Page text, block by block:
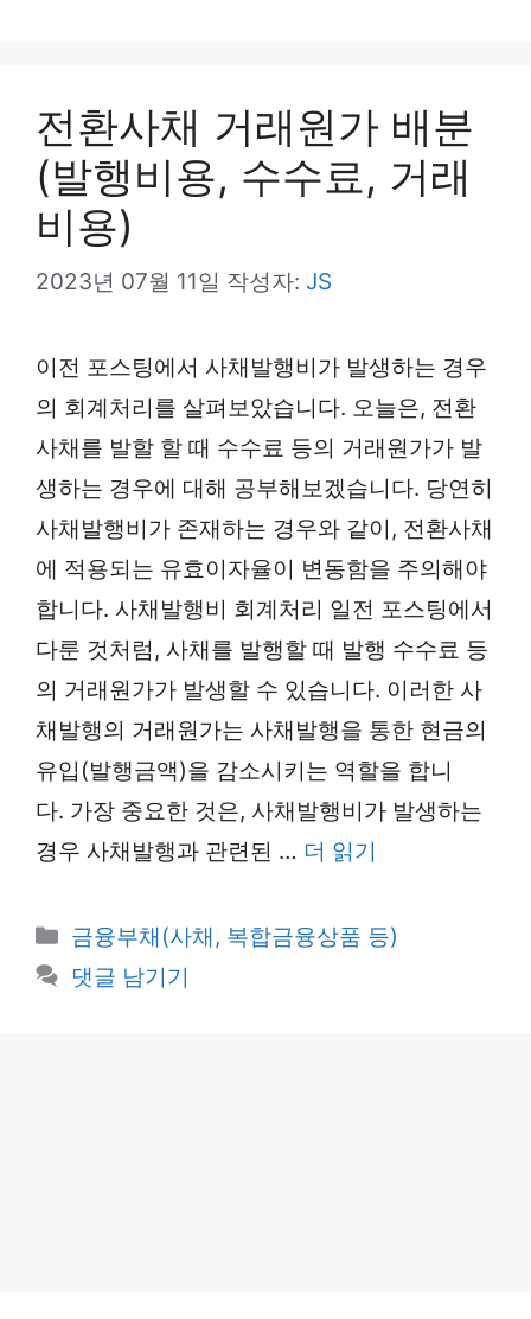
전환사채 거래원가 배분
(발행비용, 수수료, 거래
비용)
2023년 07월 11일 작성자: JS
이전 포스팅에서 사채발행비가 발생하는 경우
의 회계처리를 살펴보았습니다. 오늘은, 전환
사채를 발할 할 때 수수료 등의 거래원가가 발
생하는 경우에 대해 공부해보겠습니다. 당연히
사채발행비가 존재하는 경우와 같이, 전환사채
에 적용되는 유효이자율이 변동함을 주의해야
합니다. 사채발행비 회계처리 일전 포스팅에서
다룬 것처럼, 사채를 발행할 때 발행 수수료 등
의 거래원가가 발생할 수 있습니다. 이러한 사
채발행의 거래원가는 사채발행을 통한 현금의
유입(발행금액)을 감소시키는 역할을 합니
다. 가장 중요한 것은, 사채발행비가 발생하는
경우 사채발행과 관련된 … 더 읽기
카
테
고
금융부채(사채, 복합금융상품 등)
댓글 남기기